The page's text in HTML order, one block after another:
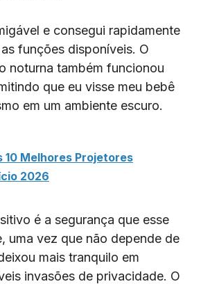
e consegui rapidamente
funções disponíveis. O
noturna também funcionou
que eu visse meu bebê
em um ambiente escuro.
10 Melhores Projetores
2026
é a segurança que esse
uma vez que não depende de
mais tranquilo em
invasões de privacidade. O